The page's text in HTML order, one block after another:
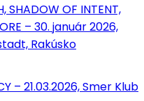
SHADOW OF INTENT,
– 30. január 2026,
Rakúsko
– 21.03.2026, Smer Klub